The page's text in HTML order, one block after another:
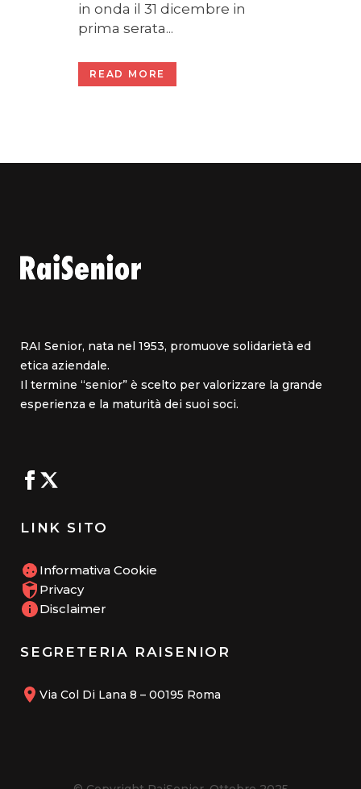
in onda il 31 dicembre in
prima serata...
READ MORE
RAI Senior, nata nel 1953, promuove solidarietà ed
etica aziendale.
Il termine “senior” è scelto per valorizzare la grande
esperienza e la maturità dei suoi soci.
LINK SITO
Informativa Cookie
Privacy
Disclaimer
SEGRETERIA RAISENIOR
Via Col Di Lana 8 – 00195 Roma